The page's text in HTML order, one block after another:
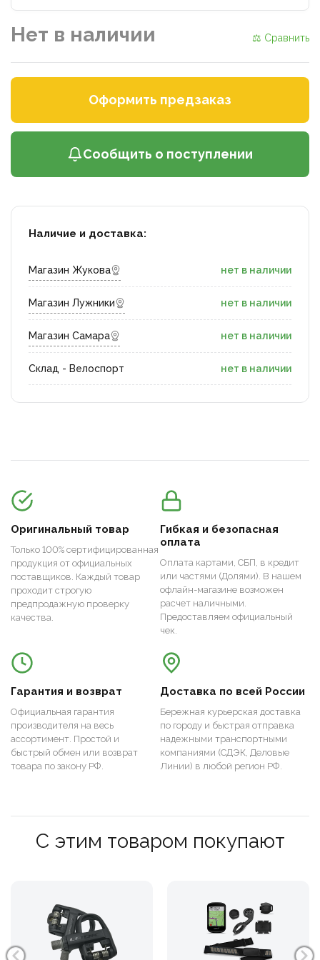
Нет в наличии ⚖ Сравнить
Оформить предзаказ
Сообщить о поступлении
Наличие и доставка:
Магазин Жукова нет в наличии
Магазин Лужники нет в наличии
Магазин Самара нет в наличии
Склад - Велоспорт нет в наличии
Оригинальный товар
Только 100% сертифицированная
продукция от официальных
поставщиков. Каждый товар
проходит строгую
предпродажную проверку
качества.
Гибкая и безопасная
оплата
Оплата картами, СБП, в кредит
или частями (Долями). В нашем
офлайн-магазине возможен
расчет наличными.
Предоставляем официальный
чек.
Гарантия и возврат
Официальная гарантия
производителя на весь
ассортимент. Простой и
быстрый обмен или возврат
товара по закону РФ.
Доставка по всей России
Бережная курьерская доставка
по городу и быстрая отправка
надежными транспортными
компаниями (СДЭК, Деловые
Линии) в любой регион РФ.
С этим товаром покупают